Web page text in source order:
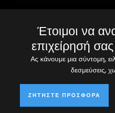
Έτοιμοι να
επιχείρησή
Ας κάνουμε μια σύντομη,
δεσμεύσεις,
ΖΗΤΉΣΤΕ ΠΡΟΣΦΟΡΆ